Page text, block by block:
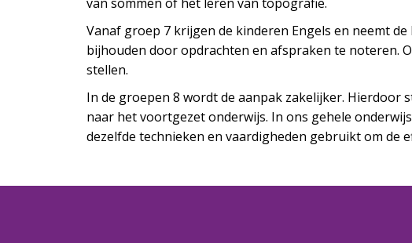
Vanaf groep 7 krijgen de kinderen Engels en neemt
bijhouden door opdrachten en afspraken te noteren.
stellen.
In de groepen 8 wordt de aanpak zakelijker. Hierdoor
naar het voortgezet onderwijs. In ons gehele
dezelfde technieken en vaardigheden gebruikt om de